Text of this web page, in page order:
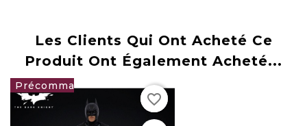
Les Clients Qui Ont Acheté Ce
Produit Ont Également Acheté...
129,00 € favorite
favorite_border